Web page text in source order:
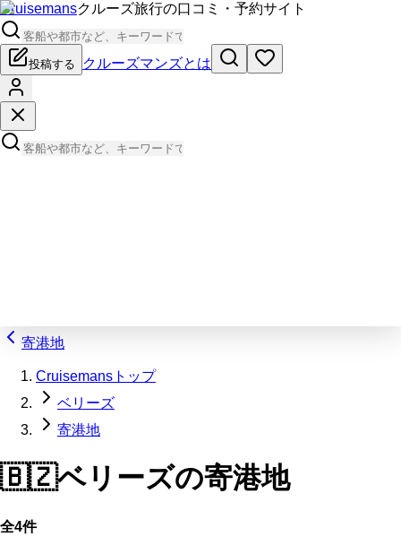
Cruisemansクルーズ旅行の口コミ・予約サイト
投稿する クルーズマンズとは
寄港地
Cruisemansトップ
ベリーズ
寄港地
🇧🇿ベリーズの寄港地
全4件